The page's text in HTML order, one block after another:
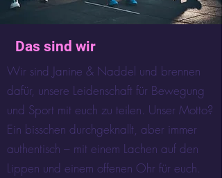
Das sind wir
Wir sind Janine & Naddel und brennen
dafür, unsere Leidenschaft für Bewegung
und Sport mit euch zu teilen. Unser Motto?
Ein bisschen durchgeknallt, aber immer
authentisch – mit einem Lachen auf den
Lippen und einem offenen Ohr für euch.